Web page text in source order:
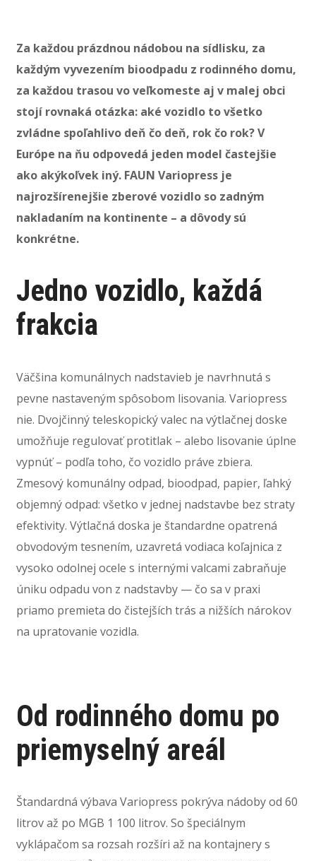
Za každou prázdnou nádobou na sídlisku, za
každým vyvezením bioodpadu z rodinného domu,
za každou trasou vo veľkomeste aj v malej obci
stojí rovnaká otázka: aké vozidlo to všetko
zvládne spoľahlivo deň čo deň, rok čo rok? V
Európe na ňu odpovedá jeden model častejšie
ako akýkoľvek iný. FAUN Variopress je
najrozšírenejšie zberové vozidlo so zadným
nakladaním na kontinente – a dôvody sú
konkrétne.
Jedno vozidlo, každá
frakcia
Väčšina komunálnych nadstavieb je navrhnutá s
pevne nastaveným spôsobom lisovania. Variopress
nie. Dvojčinný teleskopický valec na výtlačnej doske
umožňuje regulovať protitlak – alebo lisovanie úplne
vypnúť – podľa toho, čo vozidlo práve zbiera.
Zmesový komunálny odpad, bioodpad, papier, ľahký
objemný odpad: všetko v jednej nadstavbe bez straty
efektivity. Výtlačná doska je štandardne opatrená
obvodovým tesnením, uzavretá vodiaca koľajnica z
vysoko odolnej ocele s internými valcami zabraňuje
úniku odpadu von z nadstavby — čo sa v praxi
priamo premieta do čistejších trás a nižších nárokov
na upratovanie vozidla.
Od rodinného domu po
priemyselný areál
Štandardná výbava Variopress pokrýva nádoby od 60
litrov až po MGB 1 100 litrov. So špeciálnym
vyklápačom sa rozsah rozšíri až na kontajnery s